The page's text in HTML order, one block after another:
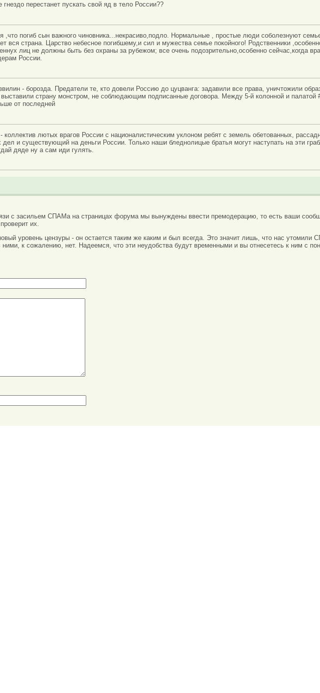
гнездо перестанет пускать свой яд в тело России??
,что погиб сын важного чиновника...некрасиво,подло. Нормальные , простые люди соболезнуют
вся страна. Царство небесное погибшему,и сил и мужества семье покойного! Родственники
лиц не должны быть без охраны за рубежом; все очень подозрительно,особенно сейчас,когда
России.
- борозда. Предатели те, кто довели Россию до цуцванга: задавили все права, уничтожили
выставили страну монстром, не соблюдающим подписанные договора. Между 5-й колонной и палатой
от последней
коллектив лютых врагов России с националистическим уклоном ребят с земель обетованных,
и существующий на деньги России. Только наши бледнолицые братья могут наступать на эти
дяде ну а сам иди гулять.
с засильем СПАМа на страницах форума мы вынуждены ввести премодерацию, то есть ваши
их.
уровень цензуры - он остается таким же каким и был всегда. Это значит лишь, что нас утомили
ними, к сожалению, нет. Надеемся, что эти неудобства будут временными и вы отнесетесь к ним с